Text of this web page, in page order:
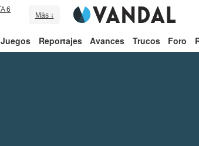
6
Más ↓
Juegos Reportajes Avances Trucos Foro